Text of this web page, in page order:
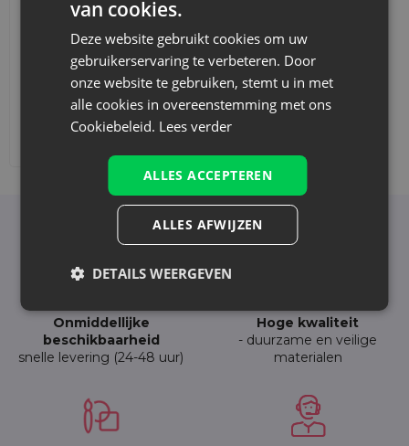
Voordelen van het kiezen voor Saketos
Onmiddellijke
beschikbaarheid
snelle levering (24-48 uur)
Hoge kwaliteit
- duurzame en veilige
materialen
van cookies.
Deze website gebruikt cookies om uw
gebruikerservaring te verbeteren. Door
onze website te gebruiken, stemt u in met
alle cookies in overeenstemming met ons
Cookiebeleid. Lees verder
ALLES ACCEPTEREN
ALLES AFWIJZEN
DETAILS WEERGEVEN